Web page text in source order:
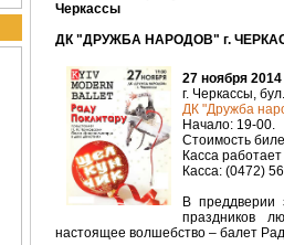
Черкассы
ДК "ДРУЖБА НАРОДОВ" г.
27 ноября 2014
г. Черкассы,
ДК "Дружба
Начало: 19-00.
Стоимость
Касса
Касса: (0472)
В преддверии
праздников
настоящее волшебство – балет